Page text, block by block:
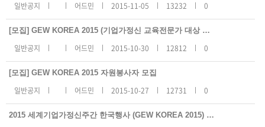
스
트
번
등
록
일,
수
일반공지 어드민 2015-11-05 13232 0
[모집] GEW KOREA 2015 (기업가정신 교육전문가 대상 프로그램 안내)
일반공지 어드민 2015-10-30 12812 0
[모집] GEW KOREA 2015 자원봉사자 모집
일반공지 어드민 2015-10-27 12731 0
2015 세계기업가정신주간 한국행사 (GEW KOREA 2015) 개최